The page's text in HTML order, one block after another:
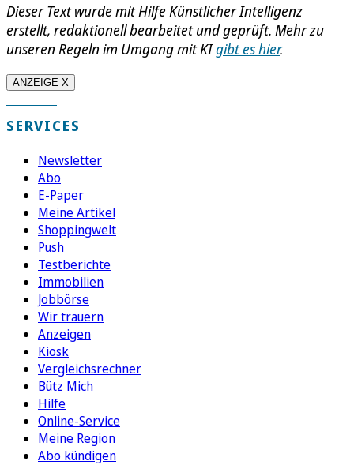
Dieser Text wurde mit Hilfe Künstlicher Intelligenz
erstellt, redaktionell bearbeitet und geprüft. Mehr zu
unseren Regeln im Umgang mit KIgibt es hier.
ANZEIGE X
SERVICES
Newsletter
Abo
E-Paper
Meine Artikel
Shoppingwelt
Push
Testberichte
Immobilien
Jobbörse
Wir trauern
Anzeigen
Kiosk
Vergleichsrechner
Bütz Mich
Hilfe
Online-Service
Meine Region
Abo kündigen